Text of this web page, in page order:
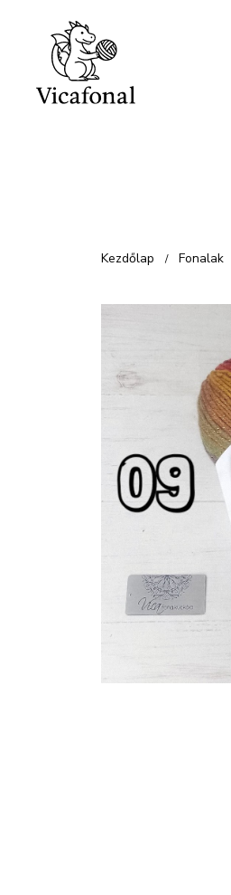
tartalomba
Kezdőlap / Fonalak